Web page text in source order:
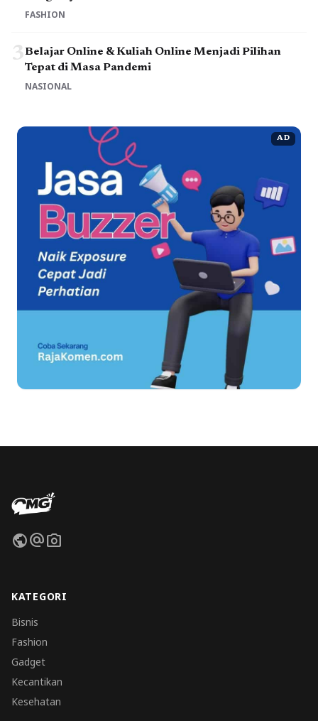
FASHION
3Belajar Online & Kuliah Online Menjadi Pilihan
Tepat di Masa Pandemi
NASIONAL
AD
publicalternate_emailphoto_camera
KATEGORI
Bisnis
Fashion
Gadget
Kecantikan
Kesehatan